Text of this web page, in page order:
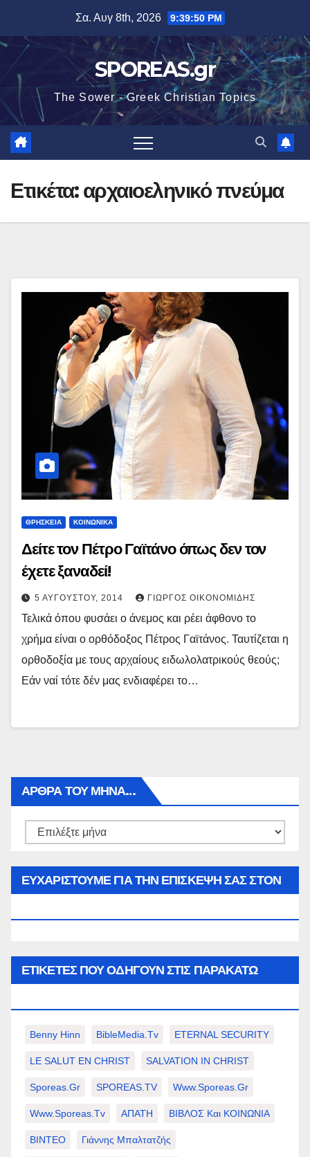
περιεχόμενο
Σα. Αυγ 8th, 2026 9:39:51 PM
SPOREAS.gr
The Sower - Greek Christian Topics
Ετικέτα:αρχαιοεληνικό πνεύμα
ΘΡΗΣΚΕΙΑ ΚΟΙΝΩΝΙΚΑ
Δείτε τον Πέτρο Γαϊτάνο όπως δεν τον
έχετε ξαναδεί!
5 ΑΥΓΟΎΣΤΟΥ, 2014 ΓΙΏΡΓΟΣ ΟΙΚΟΝΟΜΊΔΗΣ
Τελικά όπου φυσάει ο άνεμος και ρέει άφθονο το
χρήμα είναι ο ορθόδοξος Πέτρος Γαϊτάνος. Ταυτίζεται η
ορθοδοξία με τους αρχαίους ειδωλολατρικούς θεούς;
Εάν ναί τότε δέν μας ενδιαφέρει το…
ΑΡΘΡΑ ΤΟΥ ΜΉΝΑ…
Αρθρα
ΕΥΧΑΡΙΣΤΟΥΜΕ ΓΙΑ ΤΗΝ ΕΠΙΣΚΕΨΗ ΣΑΣ ΣΤΟΝ
ΕΤΙΚΈΤΕΣ ΠΟΥ ΟΔΗΓΟΎΝ ΣΤΙΣ ΠΑΡΑΚΆΤΩ
Benny Hinn BibleMedia.tv ETERNAL SECURITY
LE SALUT EN CHRIST SALVATION IN CHRIST
Sporeas.gr SPOREAS.TV Www.sporeas.gr
Www.sporeas.tv ΑΠΑΤΗ ΒΙΒΛΟΣ Και ΚΟΙΝΩΝΙΑ
ΒΙΝΤΕΟ Γιάννης Μπαλτατζής